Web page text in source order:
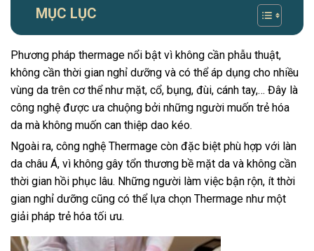
MỤC LỤC
Phương pháp thermage nổi bật vì không cần phẫu thuật,
không cần thời gian nghỉ dưỡng và có thể áp dụng cho nhiều
vùng da trên cơ thể như mặt, cổ, bụng, đùi, cánh tay,… Đây là
công nghệ được ưa chuộng bởi những người muốn trẻ hóa
da mà không muốn can thiệp dao kéo.
Ngoài ra, công nghệ Thermage còn đặc biệt phù hợp với làn
da châu Á, vì không gây tổn thương bề mặt da và không cần
thời gian hồi phục lâu. Những người làm việc bận rộn, ít thời
gian nghỉ dưỡng cũng có thể lựa chọn Thermage như một
giải pháp trẻ hóa tối ưu.